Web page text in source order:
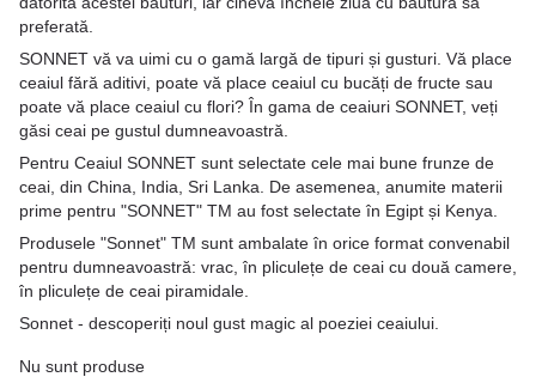
preferată.
SONNET vă va uimi cu o gamă largă de tipuri și gusturi. Vă place
ceaiul fără aditivi, poate vă place ceaiul cu bucăți de fructe sau
poate vă place ceaiul cu flori? În gama de ceaiuri SONNET, veți
găsi ceai pe gustul dumneavoastră.
Pentru Ceaiul SONNET sunt selectate cele mai bune frunze de
ceai, din China, India, Sri Lanka. De asemenea, anumite materii
prime pentru "SONNET" TM au fost selectate în Egipt și Kenya.
Produsele "Sonnet" TM sunt ambalate în orice format convenabil
pentru dumneavoastră: vrac, în pliculețe de ceai cu două camere,
în pliculețe de ceai piramidale.
Sonnet - descoperiți noul gust magic al poeziei ceaiului.
Nu sunt produse